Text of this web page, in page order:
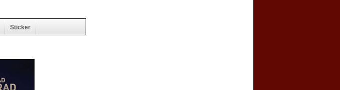
Sticker